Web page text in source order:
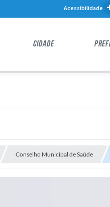
Acessibilidade
CIDADE
Conselho Municipal de Saúde